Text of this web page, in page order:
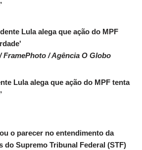
FramePhoto / Agência O Globo
Lula alega que ação do MPF tenta
o parecer no entendimento da
do Supremo Tribunal Federal (STF)